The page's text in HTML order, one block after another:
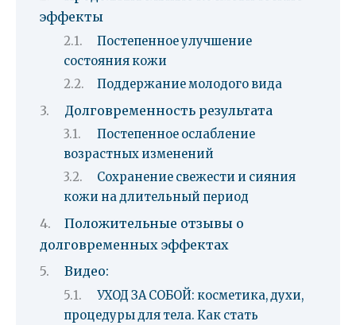
эффекты
Постепенное улучшение
состояния кожи
Поддержание молодого вида
Долговременность результата
Постепенное ослабление
возрастных изменений
Сохранение свежести и сияния
кожи на длительный период
Положительные отзывы о
долговременных эффектах
Видео:
УХОД ЗА СОБОЙ: косметика, духи,
процедуры для тела. Как стать